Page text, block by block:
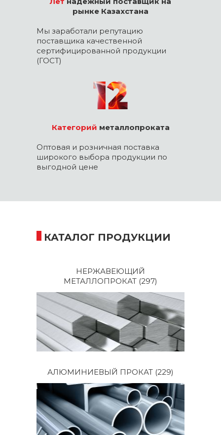
рынке Казахстана
Мы заработали репутацию
поставщика качественной
сертифицированной продукции
(ГОСТ)
Категорий металлопроката
Оптовая и розничная поставка
широкого выбора продукции по
выгодной цене
КАТАЛОГ ПРОДУКЦИИ
НЕРЖАВЕЮЩИЙ
МЕТАЛЛОПРОКАТ (297)
АЛЮМИНИЕВЫЙ ПРОКАТ (229)